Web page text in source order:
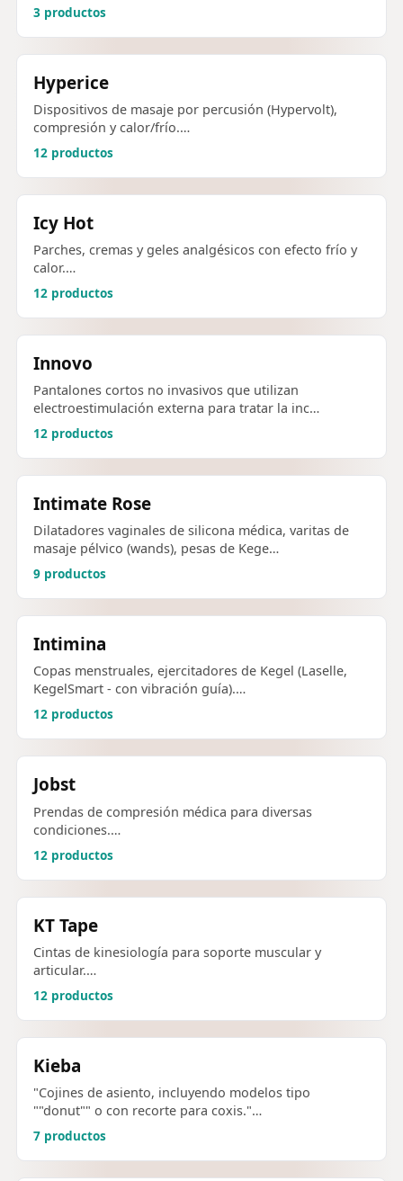
3 productos
Hyperice
Dispositivos de masaje por percusión (Hypervolt),
compresión y calor/frío.…
12 productos
Icy Hot
Parches, cremas y geles analgésicos con efecto frío y
calor.…
12 productos
Innovo
Pantalones cortos no invasivos que utilizan
electroestimulación externa para tratar la inc…
12 productos
Intimate Rose
Dilatadores vaginales de silicona médica, varitas de
masaje pélvico (wands), pesas de Kege…
9 productos
Intimina
Copas menstruales, ejercitadores de Kegel (Laselle,
KegelSmart - con vibración guía).…
12 productos
Jobst
Prendas de compresión médica para diversas
condiciones.…
12 productos
KT Tape
Cintas de kinesiología para soporte muscular y
articular.…
12 productos
Kieba
"Cojines de asiento, incluyendo modelos tipo
""donut"" o con recorte para coxis."…
7 productos